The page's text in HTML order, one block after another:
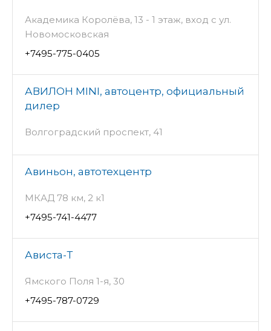
Академика Королёва, 13 - 1 этаж, вход с ул.
Новомосковская
+7495-775-0405
АВИЛОН MINI, автоцентр, официальный
дилер
Волгоградский проспект, 41
Авиньон, автотехцентр
МКАД 78 км, 2 к1
+7495-741-4477
Ависта-Т
Ямского Поля 1-я, 30
+7495-787-0729